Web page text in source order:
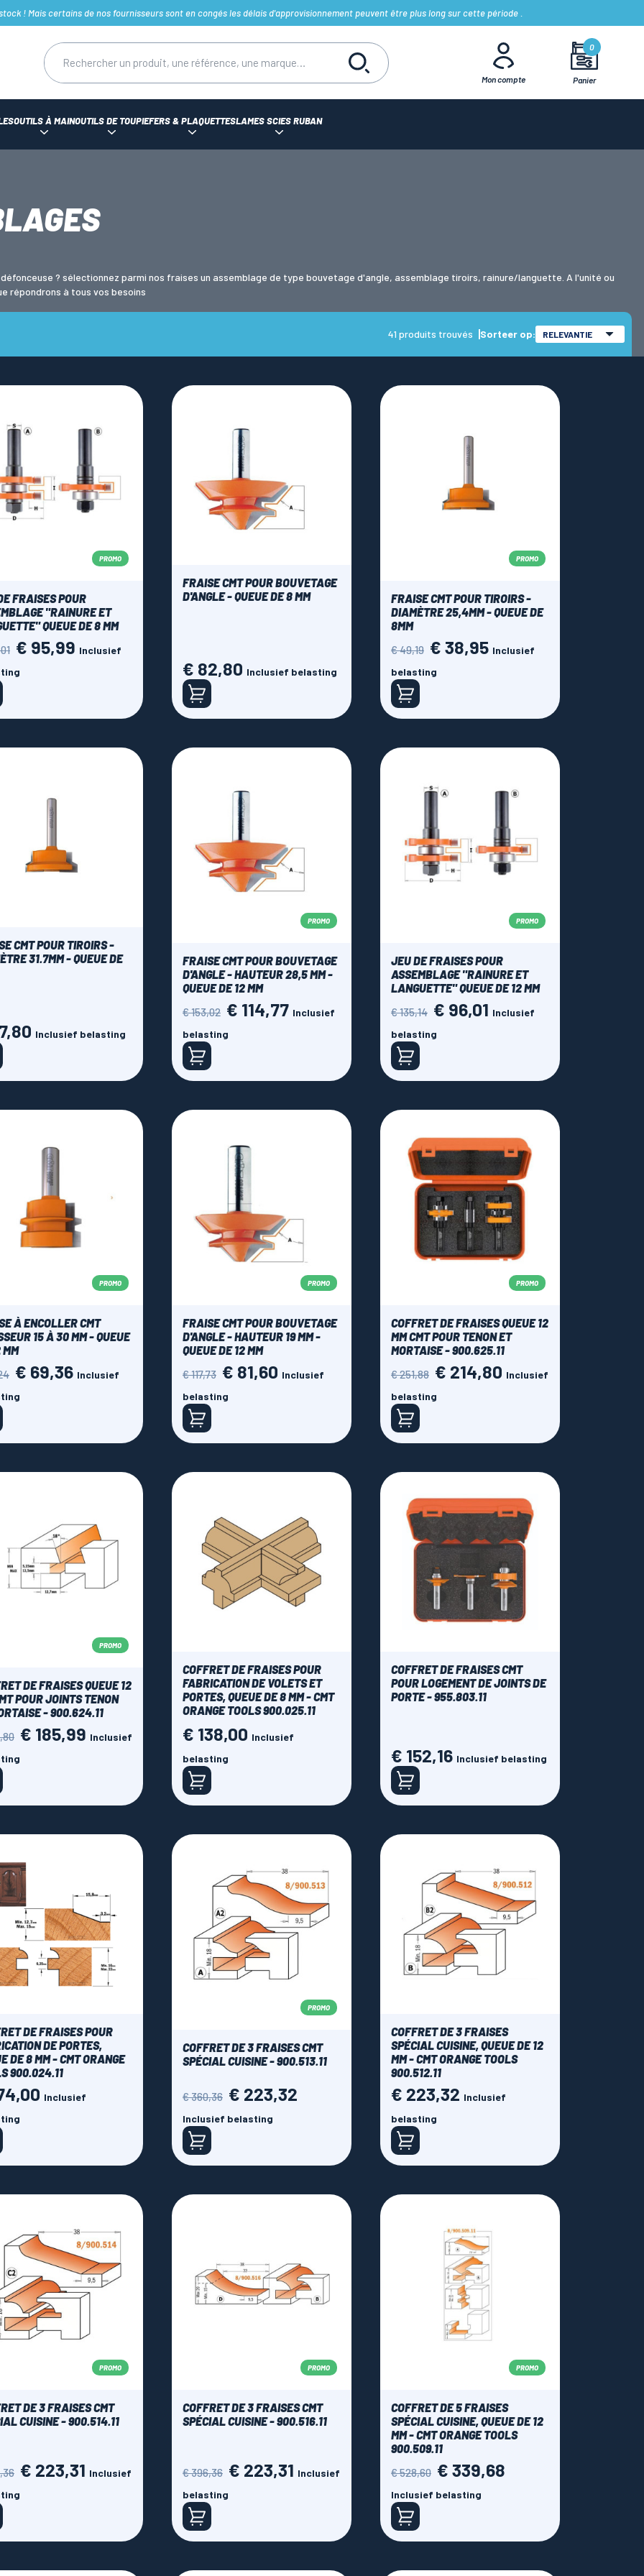
! Mais certains de nos fournisseurs sont en congés les délais d'approvisionnement peuvent être plus long sur cette période .
Mon compte Panier
0
OUTILS À MAINOUTILS DE TOUPIEFERS & PLAQUETTESLAMES SCIES RUBAN
? sélectionnez parmi nos fraises un assemblage de type bouvetage d'angle, assemblage tiroirs, rainure/languette. A l'unité ou
répondrons à tous vos besoins
41 produits trouvés Sorteer op: RELEVANTIE
PROMO
FRAISES POUR
"RAINURE ET
QUEUE DE 8 MM
Prijs
€ 95,99 Inclusief
FRAISE CMT POUR BOUVETAGE
D'ANGLE - QUEUE DE 8 MM
Prijs
€ 82,80 Inclusief belasting
PROMO
FRAISE CMT POUR TIROIRS -
DIAMÈTRE 25,4MM - QUEUE DE
8MM
Normale
€ 49,19 Prijs
€ 38,95 Inclusief
belasting
CMT POUR TIROIRS -
31.7MM - QUEUE DE
Inclusief belasting
PROMO
FRAISE CMT POUR BOUVETAGE
D'ANGLE - HAUTEUR 28,5 MM -
QUEUE DE 12 MM
Normale
€ 153,02 Prijs
€ 114,77 Inclusief
belasting
PROMO
JEU DE FRAISES POUR
ASSEMBLAGE "RAINURE ET
LANGUETTE" QUEUE DE 12 MM
Normale
€ 135,14 Prijs
€ 96,01 Inclusief
belasting
PROMO
À ENCOLLER CMT
15 À 30 MM - QUEUE
MM
Prijs
€ 69,36 Inclusief
PROMO
FRAISE CMT POUR BOUVETAGE
D'ANGLE - HAUTEUR 19 MM -
QUEUE DE 12 MM
Normale
€ 117,73 Prijs
€ 81,60 Inclusief
belasting
PROMO
COFFRET DE FRAISES QUEUE 12
MM CMT POUR TENON ET
MORTAISE - 900.625.11
Normale
€ 251,88 Prijs
€ 214,80 Inclusief
belasting
PROMO
DE FRAISES QUEUE 12
POUR JOINTS TENON
- 900.624.11
Prijs
€ 185,99 Inclusief
COFFRET DE FRAISES POUR
FABRICATION DE VOLETS ET
PORTES, QUEUE DE 8 MM - CMT
ORANGE TOOLS 900.025.11
Prijs
€ 138,00 Inclusief
belasting
COFFRET DE FRAISES CMT
POUR LOGEMENT DE JOINTS DE
PORTE - 955.803.11
Prijs
€ 152,16 Inclusief belasting
DE FRAISES POUR
DE PORTES,
DE 8 MM - CMT ORANGE
900.024.11
Inclusief
PROMO
COFFRET DE 3 FRAISES CMT
SPÉCIAL CUISINE - 900.513.11
Normale
€ 360,36 Prijs
€ 223,32
Inclusief belasting
COFFRET DE 3 FRAISES
SPÉCIAL CUISINE, QUEUE DE 12
MM - CMT ORANGE TOOLS
900.512.11
Prijs
€ 223,32 Inclusief
belasting
PROMO
DE 3 FRAISES CMT
CUISINE - 900.514.11
Prijs
€ 223,31 Inclusief
PROMO
COFFRET DE 3 FRAISES CMT
SPÉCIAL CUISINE - 900.516.11
Normale
€ 396,36 Prijs
€ 223,31 Inclusief
belasting
PROMO
COFFRET DE 5 FRAISES
SPÉCIAL CUISINE, QUEUE DE 12
MM - CMT ORANGE TOOLS
900.509.11
Normale
€ 528,60 Prijs
€ 339,68
Inclusief belasting